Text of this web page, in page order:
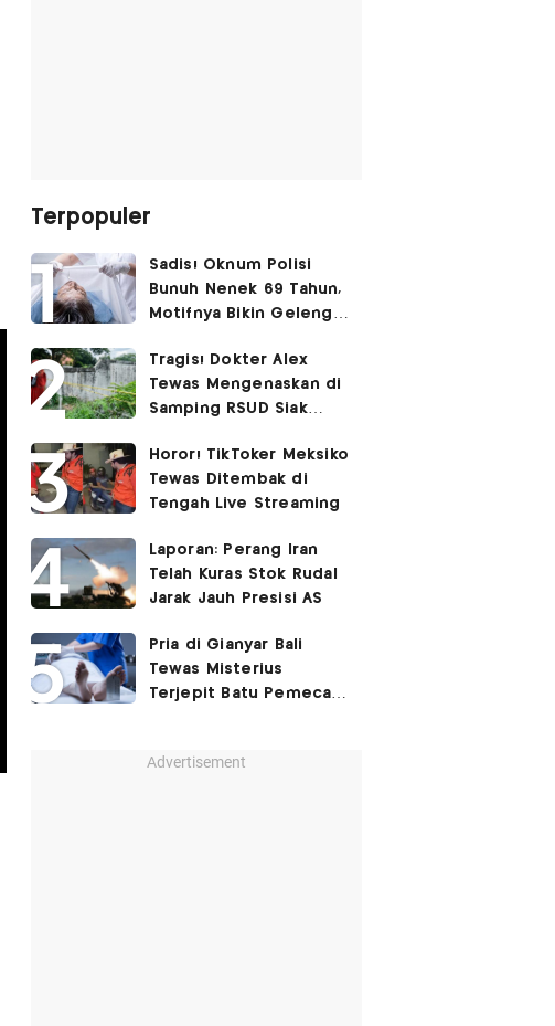
Terpopuler
Sadis! Oknum Polisi
Bunuh Nenek 69 Tahun,
Motifnya Bikin Geleng
Tragis! Dokter Alex
Tewas Mengenaskan di
Samping RSUD Siak
Rocuronium
Horor! TikToker Meksiko
Tewas Ditembak di
Tengah Live Streaming
Laporan: Perang Iran
Telah Kuras Stok Rudal
Jarak Jauh Presisi AS
Pria di Gianyar Bali
Tewas Misterius
Terjepit Batu Pemecah
Advertisement